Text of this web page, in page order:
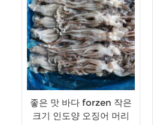
좋은 맛 바다 forzen 작은
크기 인도양 오징어 머리